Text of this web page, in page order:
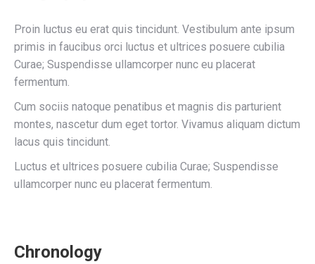
Proin luctus eu erat quis tincidunt. Vestibulum ante ipsum
primis in faucibus orci luctus et ultrices posuere cubilia
Curae; Suspendisse ullamcorper nunc eu placerat
fermentum.
Cum sociis natoque penatibus et magnis dis parturient
montes, nascetur dum eget tortor. Vivamus aliquam dictum
lacus quis tincidunt.
Luctus et ultrices posuere cubilia Curae; Suspendisse
ullamcorper nunc eu placerat fermentum.
Chronology